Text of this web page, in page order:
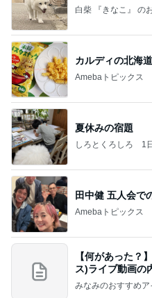
白柴 『きなこ』 の
カルディの北海
Amebaトピックス
夏休みの宿題
しろとくろしろ 1
田中健 五人会で
Amebaトピックス
【何があった？
ス)ライブ動画の
みなみのおすすめア